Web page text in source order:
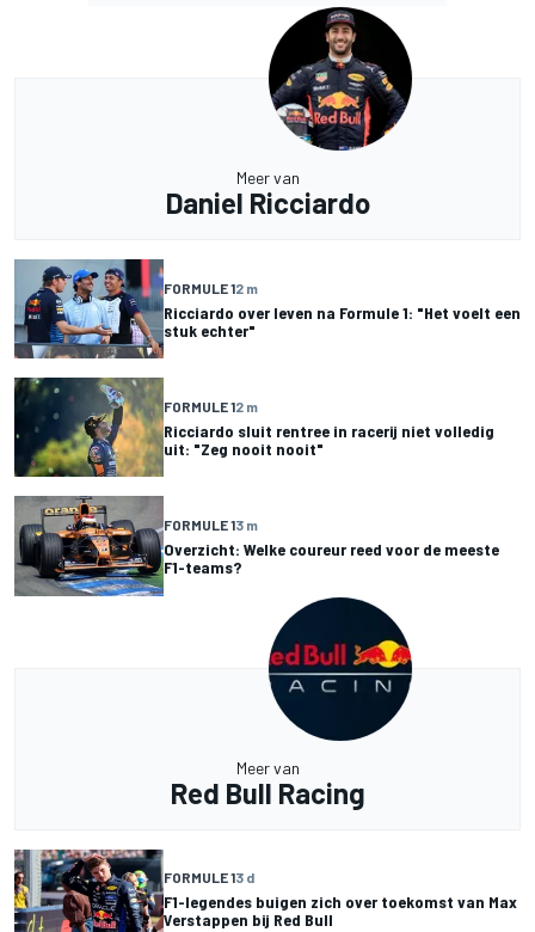
Meer van
Daniel Ricciardo
FORMULE 12 m
Ricciardo over leven na Formule 1: "Het voelt een
stuk echter"
FORMULE 12 m
Ricciardo sluit rentree in racerij niet volledig
uit: "Zeg nooit nooit"
FORMULE 13 m
Overzicht: Welke coureur reed voor de meeste
F1-teams?
Meer van
Red Bull Racing
FORMULE 13 d
F1-legendes buigen zich over toekomst van Max
Verstappen bij Red Bull